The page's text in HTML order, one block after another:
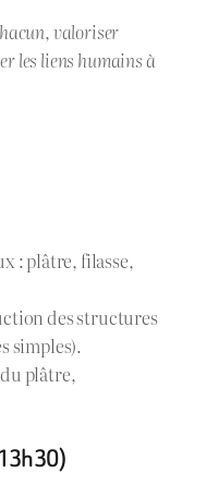
valoriser
les liens humains à
: plâtre, filasse,
des structures
simples).
plâtre,